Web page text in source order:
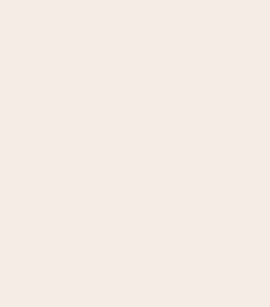
todo o amor num momento especial.